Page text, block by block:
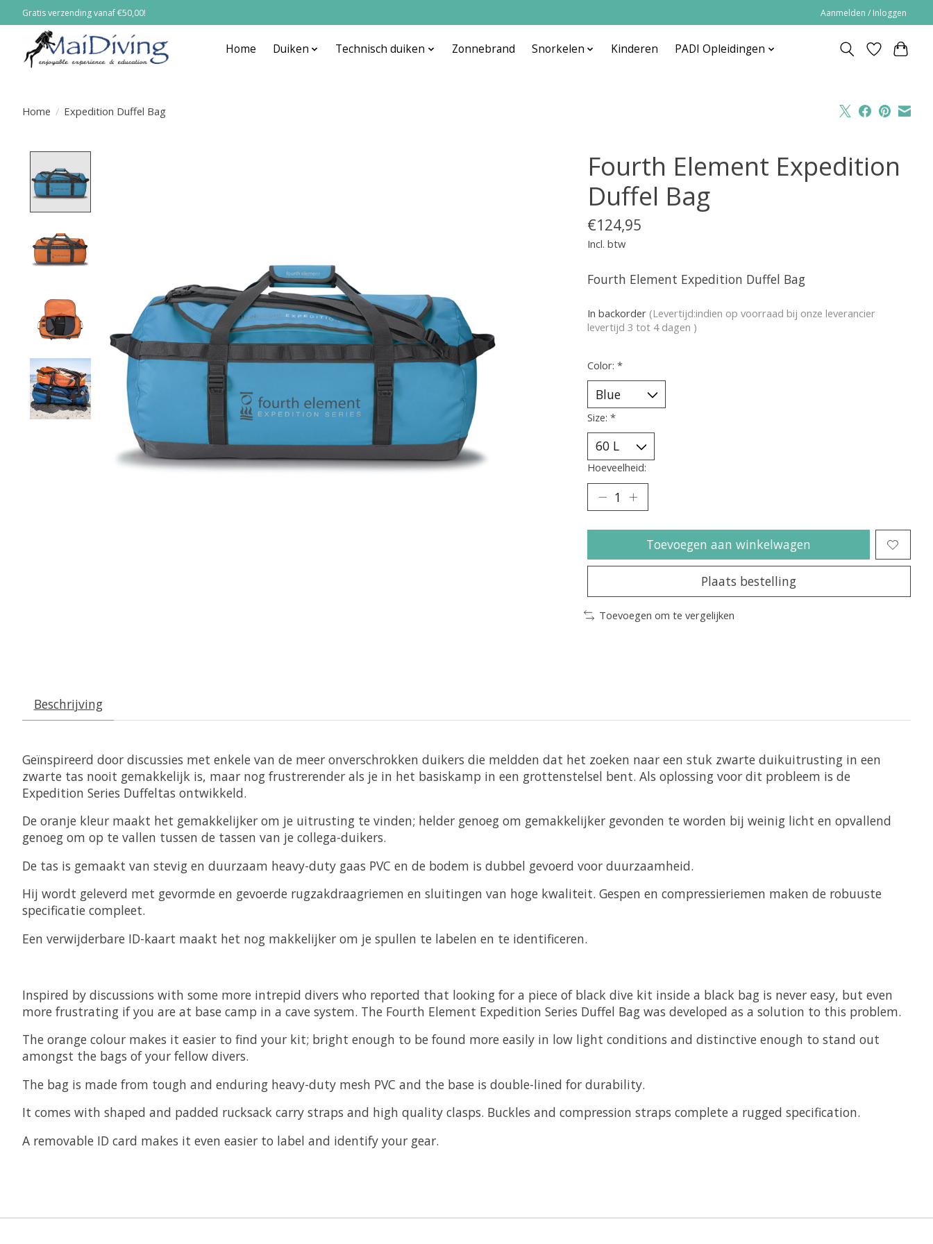
Gratis verzending vanaf €50,00! Aanmelden / Inloggen
Home Duiken Technisch duiken Zonnebrand Snorkelen Kinderen PADI Opleidingen
Home / Expedition Duffel Bag
Fourth Element Expedition
Duffel Bag
€124,95
Incl. btw
Fourth Element Expedition Duffel Bag
In backorder (Levertijd:indien op voorraad bij onze leverancier
levertijd 3 tot 4 dagen )
Color: *
Size: *
Hoeveelheid:
Toevoegen aan winkelwagen
Plaats bestelling
Toevoegen om te vergelijken
Beschrijving
Geïnspireerd door discussies met enkele van de meer onverschrokken duikers die meldden dat het zoeken naar een stuk zwarte duikuitrusting in een
zwarte tas nooit gemakkelijk is, maar nog frustrerender als je in het basiskamp in een grottenstelsel bent. Als oplossing voor dit probleem is de
Expedition Series Duffeltas ontwikkeld.
De oranje kleur maakt het gemakkelijker om je uitrusting te vinden; helder genoeg om gemakkelijker gevonden te worden bij weinig licht en opvallend
genoeg om op te vallen tussen de tassen van je collega-duikers.
De tas is gemaakt van stevig en duurzaam heavy-duty gaas PVC en de bodem is dubbel gevoerd voor duurzaamheid.
Hij wordt geleverd met gevormde en gevoerde rugzakdraagriemen en sluitingen van hoge kwaliteit. Gespen en compressieriemen maken de robuuste
specificatie compleet.
Een verwijderbare ID-kaart maakt het nog makkelijker om je spullen te labelen en te identificeren.
Inspired by discussions with some more intrepid divers who reported that looking for a piece of black dive kit inside a black bag is never easy, but even
more frustrating if you are at base camp in a cave system. The Fourth Element Expedition Series Duffel Bag was developed as a solution to this problem.
The orange colour makes it easier to find your kit; bright enough to be found more easily in low light conditions and distinctive enough to stand out
amongst the bags of your fellow divers.
The bag is made from tough and enduring heavy-duty mesh PVC and the base is double-lined for durability.
It comes with shaped and padded rucksack carry straps and high quality clasps. Buckles and compression straps complete a rugged specification.
A removable ID card makes it even easier to label and identify your gear.